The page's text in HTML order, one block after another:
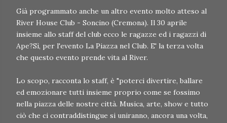
Già programmato anche un altro evento molto atteso al
River House Club - Soncino (Cremona). Il 30 aprile
insieme allo staff del club ecco le ragazze ed i ragazzi di
Ape?Sì, per l'evento La Piazza nel Club. E' la terza volta
che questo evento prende vita al River.
Lo scopo, racconta lo staff, è "poterci divertire, ballare
ed emozionare tutti insieme proprio come se fossimo
nella piazza delle nostre città. Musica, arte, show e tutto
ciò che ci contraddistingue si uniranno, ancora una volta,